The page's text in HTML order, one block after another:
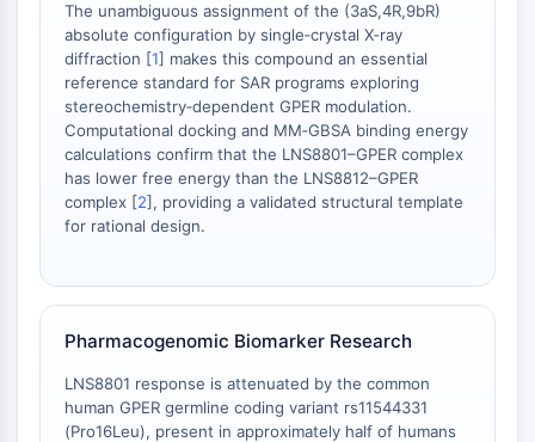
ニューロテンシン受容体
GlyT
メラトニン受容体
α-シヌクレイン
Notch
タウタンパク質
オレキシン受容体 OX受容体
ドーパミントランスポーター
ベータセクレターゼ
γ-セクレターゼ
FAAH
ニューロペプチドY受容体
コレシストキニン受容体
The unambiguous assignment of the (3aS,4R,9bR)
absolute configuration by single‑crystal X‑ray
diffraction [1] makes this compound an essential
reference standard for SAR programs exploring
stereochemistry‑dependent GPER modulation.
Computational docking and MM‑GBSA binding energy
calculations confirm that the LNS8801–GPER complex
has lower free energy than the LNS8812–GPER
complex [2], providing a validated structural template
for rational design.
Pharmacogenomic Biomarker Research
LNS8801 response is attenuated by the common
human GPER germline coding variant rs11544331
(Pro16Leu), present in approximately half of humans